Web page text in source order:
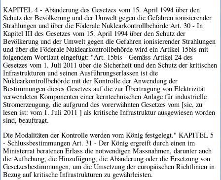
KAPITEL 4 - Abänderung des Gesetzes vom 15. April 1994 über den
Schutz der Bevölkerung und der Umwelt gegen die Gefahren ionisierender
Strahlungen und über die Föderale Nuklearkontrollbehörde Art. 30 - In
Kapitel III des Gesetzes vom 15. April 1994 über den Schutz der
Bevölkerung und der Umwelt gegen die Gefahren ionisierender Strahlungen
und über die Föderale Nuklearkontrollbehörde wird ein Artikel 15bis mit
folgendem Wortlaut eingefügt: "Art. 15bis - Gemäss Artikel 24 des
Gesetzes vom 1. Juli 2011 über die Sicherheit und den Schutz der kritischen
Infrastrukturen und seinen Ausführungserlassen ist die
Nuklearkontrollbehörde mit der Kontrolle der Anwendung der
Bestimmungen dieses Gesetzes auf die zur Übertragung von Elektrizität
verwendeten Komponenten einer kerntechnischen Anlage für industrielle
Stromerzeugung, die aufgrund des vorerwähnten Gesetzes vom [sic, zu
lesen ist: vom 1. Juli 2011 ] als kritische Infrastruktur ausgewiesen worden
sind, beauftragt.
Die Modalitäten der Kontrolle werden vom König festgelegt." KAPITEL 5
- Schlussbestimmungen Art. 31 - Der König ergreift durch einen im
Ministerrat beratenen Erlass die notwendigen Massnahmen, darunter auch
die Aufhebung, die Hinzufügung, die Abänderung oder die Ersetzung von
Gesetzesbestimmungen, um die Umsetzung der europäischen Richtlinien in
Bezug auf kritische Infrastrukturen zu gewährleisten.